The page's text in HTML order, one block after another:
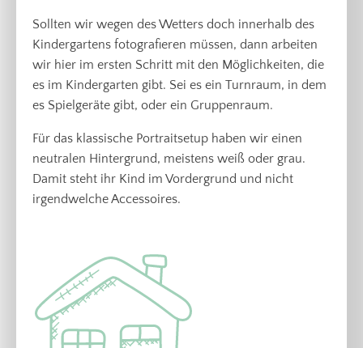
Sollten wir wegen des Wetters doch innerhalb des
Kindergartens fotografieren müssen, dann arbeiten
wir hier im ersten Schritt mit den Möglichkeiten, die
es im Kindergarten gibt. Sei es ein Turnraum, in dem
es Spielgeräte gibt, oder ein Gruppenraum.
Für das klassische Portraitsetup haben wir einen
neutralen Hintergrund, meistens weiß oder grau.
Damit steht ihr Kind im Vordergrund und nicht
irgendwelche Accessoires.